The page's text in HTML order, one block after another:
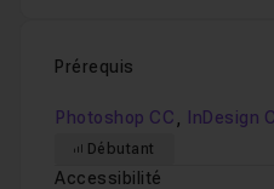
Prérequis
Photoshop CC , InDesign
Débutant
Accessibilité